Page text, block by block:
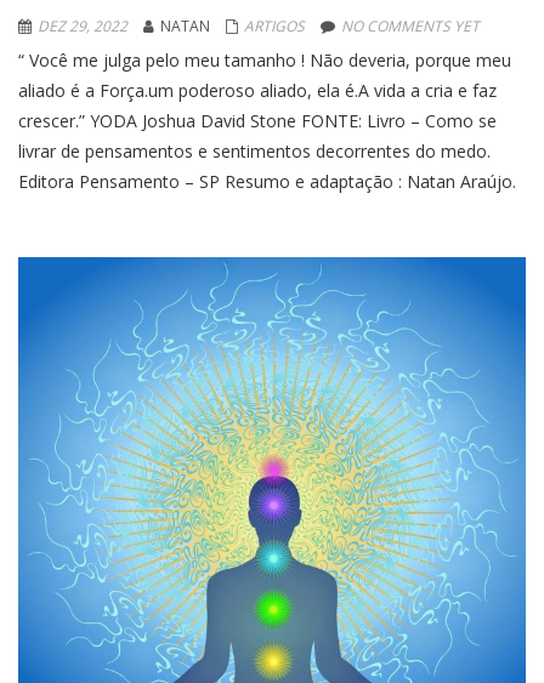
DEZ 29, 2022 NATAN ARTIGOS NO COMMENTS YET
“ Você me julga pelo meu tamanho ! Não deveria, porque meu
aliado é a Força.um poderoso aliado, ela é.A vida a cria e faz
crescer.” YODA Joshua David Stone FONTE: Livro – Como se
livrar de pensamentos e sentimentos decorrentes do medo.
Editora Pensamento – SP Resumo e adaptação : Natan Araújo.